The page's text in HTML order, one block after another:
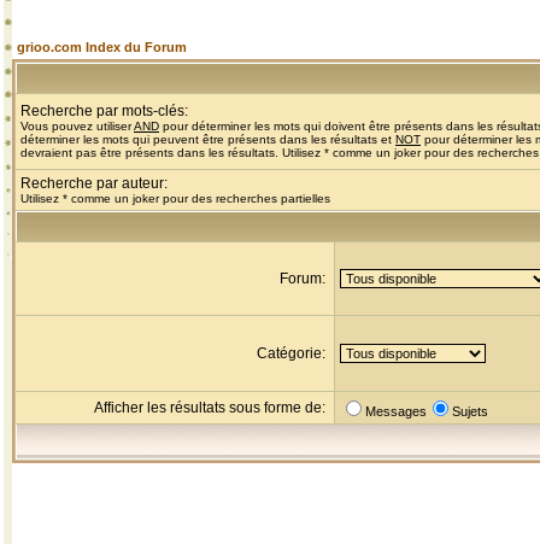
grioo.com Index du Forum
Recherche par mots-clés:
Vous pouvez utiliserAND pour déterminer les mots qui doivent être présents dans les
déterminer les mots qui peuvent être présents dans les résultats et NOT pour déterminer les
devraient pas être présents dans les résultats. Utilisez * comme un joker pour des
Recherche par auteur:
Utilisez * comme un joker pour des recherches partielles
Forum:
Catégorie:
Afficher les résultats sous forme de: Messages Sujets